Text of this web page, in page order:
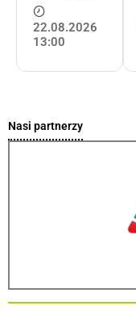
22.08.2026
13:00
Nasi partnerzy